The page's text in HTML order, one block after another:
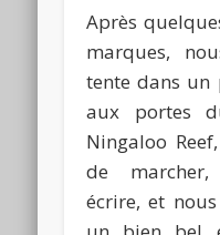
Après
marques,
tente dans un
aux portes
Ningaloo
de marcher,
écrire, et